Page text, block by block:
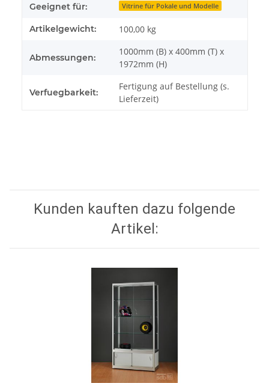
Geeignet für: Vitrine für Pokale und Modelle
Artikelgewicht: 100,00 kg
Abmessungen:
1000mm (B) x 400mm (T) x
1972mm (H)
Verfuegbarkeit:
Fertigung auf Bestellung (s.
Lieferzeit)
Kunden kauften dazu folgende
Artikel: